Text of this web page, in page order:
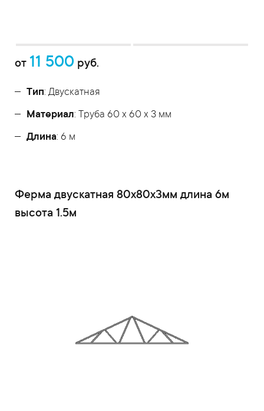
от 11 500 руб.
Тип: Двускатная
Материал: Труба 60 x 60 x 3 мм
Длина: 6 м
Ферма двускатная 80x80x3мм длина 6м
высота 1.5м